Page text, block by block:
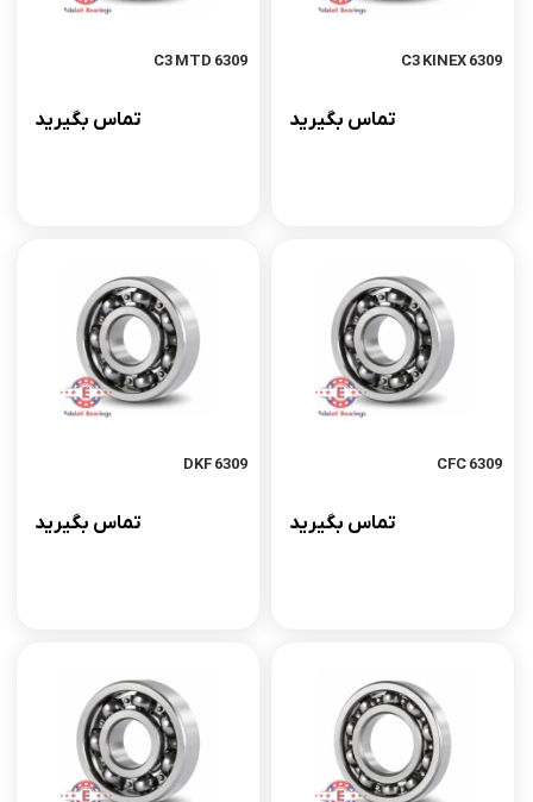
6309 C3 KINEX
تماس بگیرید
6309 C3 MTD
تماس بگیرید
6309 CFC
تماس بگیرید
6309 DKF
تماس بگیرید